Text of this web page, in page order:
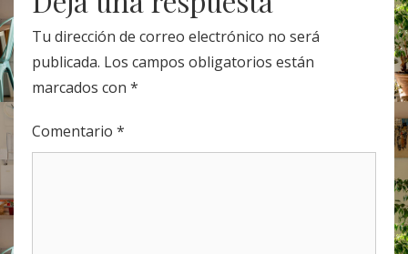
Tu dirección de correo electrónico no será
publicada. Los campos obligatorios están
marcados con *
Comentario *